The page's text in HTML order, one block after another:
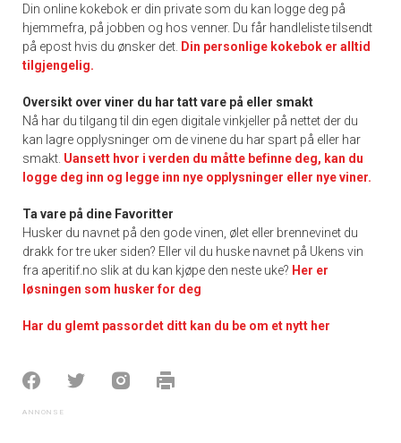
Din online kokebok er din private som du kan logge deg på
hjemmefra, på jobben og hos venner. Du får handleliste tilsendt
på epost hvis du ønsker det. Din personlige kokebok er alltid
tilgjengelig.
Oversikt over viner du har tatt vare på eller smakt
Nå har du tilgang til din egen digitale vinkjeller på nettet der du
kan lagre opplysninger om de vinene du har spart på eller har
smakt. Uansett hvor i verden du måtte befinne deg, kan du
logge deg inn og legge inn nye opplysninger eller nye viner.
Ta vare på dine Favoritter
Husker du navnet på den gode vinen, ølet eller brennevinet du
drakk for tre uker siden? Eller vil du huske navnet på Ukens vin
fra aperitif.no slik at du kan kjøpe den neste uke? Her er
løsningen som husker for deg
Har du glemt passordet ditt kan du be om et nytt her